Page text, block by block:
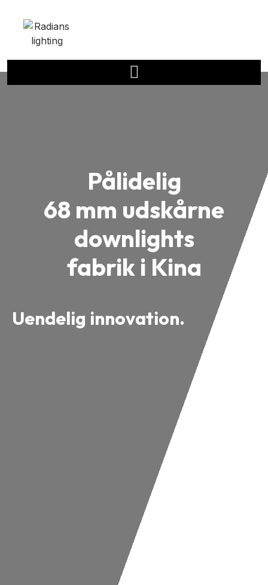
Pålidelig
68 mm udskårne
downlights
fabrik i Kina
Uendelig innovation.